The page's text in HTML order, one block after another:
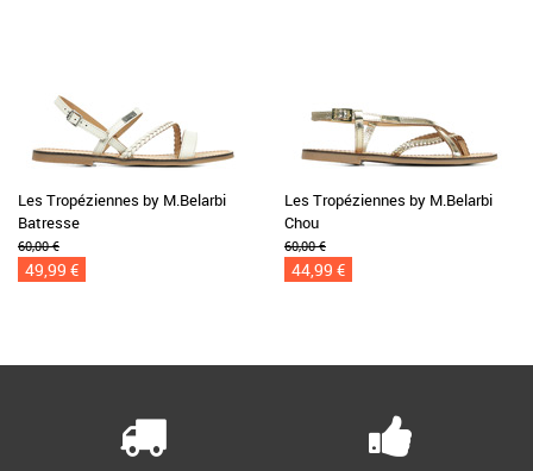
Les Tropéziennes by M.Belarbi
Batresse
60,00 €
49,99 €
Les Tropéziennes by M.Belarbi
Chou
60,00 €
44,99 €